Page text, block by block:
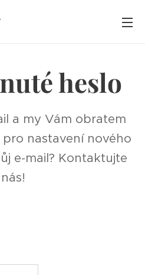
heslo
a my Vám obratem
nastavení nového
e-mail? Kontaktujte
nás!